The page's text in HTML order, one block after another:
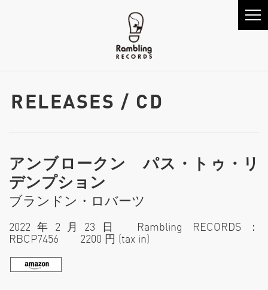
RELEASES / CD
アンブロークン パス・トゥ・リ
デンプション
ブランドン・ロバーツ
2022年2月23日 Rambling RECORDS：
RBCP7456 2200 円 (tax in)